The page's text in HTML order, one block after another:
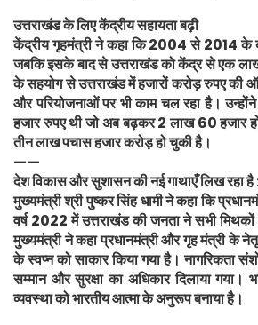
उत्तराखंड के लिए केंद्रीय सहायता बढ़ी
केंद्रीय गृहमंत्री ने कहा कि 2004 से 2014 के
जबकि इसके बाद से उत्तराखंड को केंद्र से एक
के सहयोग से उत्तराखंड में हजारों करोड़ रुपए की
और परियोजनाओं पर भी काम चल रहा है।
हजार रुपए थी जो अब बढ़कर 2 लाख 60 हजार
तीन लाख पचास हजार करोड़ हो चुकी है।
——
देश विकास और सुशासन की नई गाथाएँ लिख रहा है
मुख्यमंत्री श्री पुष्कर सिंह धामी ने कहा कि
वर्ष 2022 में उत्तराखंड की जनता ने सभी
मुख्यमंत्री ने कहा प्रधानमंत्री और गृह मंत्री के
के स्वप्न को साकार किया गया है। नागरिकता
सम्मान और सुरक्षा का अधिकार दिलाया गया।
व्यवस्था को भारतीय आत्मा के अनुरूप बनाया है।